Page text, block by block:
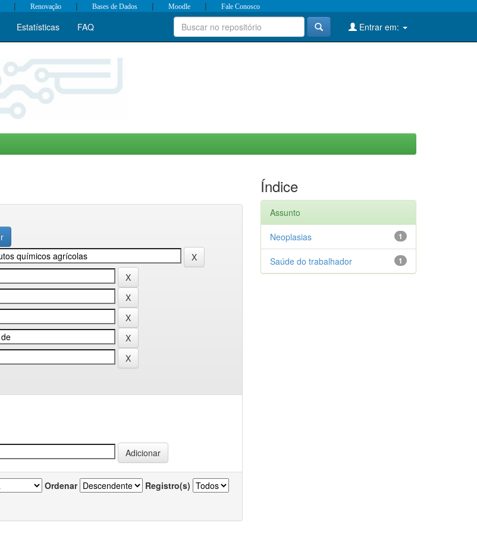
| Renovação | Bases de Dados | Moodle | Fale Conosco
Estatísticas FAQ Entrar em:
Ordenar Registro(s)
Índice
Assunto
1
Neoplasias
1
Saúde do trabalhador